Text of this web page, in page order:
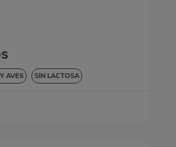
AVES SIN LACTOSA